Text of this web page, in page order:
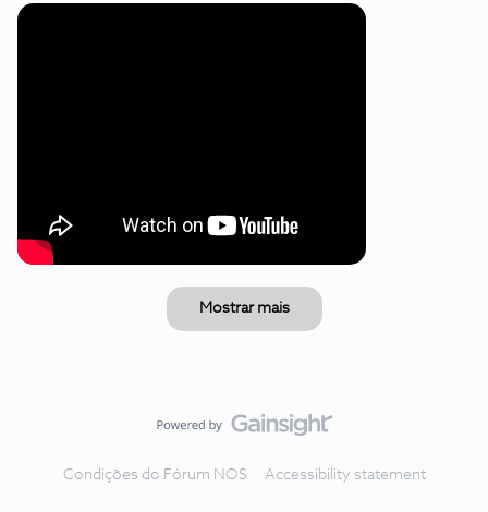
Mostrar mais
Condições do Fórum NOS Accessibility statement